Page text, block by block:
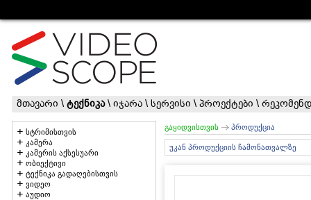
მთავარი \ ტექნიკა\ იჯარა \ სერვისი \ პროექტები \
სტრიმისთვის
კამერა
კამერის აქსესუარი
ობიექტივი
ტექნიკა გადაღებისთვის
ვიდეო
აუდიო
გაყიდვისთვის პროდუქცია
უკან პროდუქციის ჩამონათვალზე